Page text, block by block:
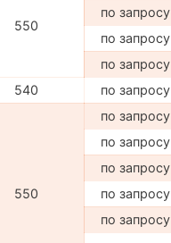
550
по запросу
по запросу
по запросу
540 по запросу
550
по запросу
по запросу
по запросу
по запросу
по запросу